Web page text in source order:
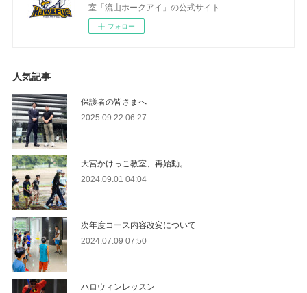
室「流山ホークアイ」の公式サイト
フォロー
人気記事
保護者の皆さまへ
2025.09.22 06:27
大宮かけっこ教室、再始動。
2024.09.01 04:04
次年度コース内容改変について
2024.07.09 07:50
ハロウィンレッスン